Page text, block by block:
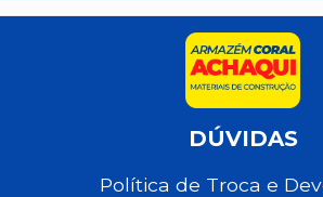
DÚVIDAS
Política de Troca e